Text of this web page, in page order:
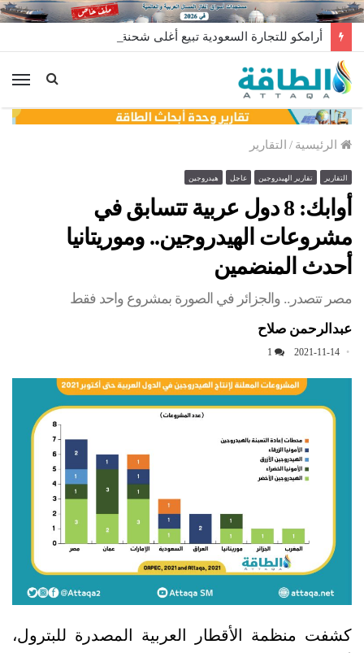
الرئيسية / التقارير
التقارير تقارير الهيدروجين عاجل هيدروجين
أوابك: 8 دول عربية تتسابق في
مشروعات الهيدروجين.. وموريتانيا
أحدث المنضمين
مصر تتصدر.. والجزائر في الصورة بمشروع واحد فقط
عبدالرحمن صلاح
2021-11-14
1
كشفت منظمة الأقطار العربية المصدرة للبترول،